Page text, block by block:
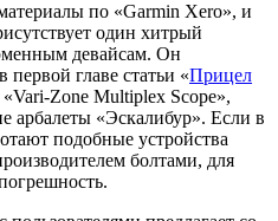
по «Garmin Xero», и
один хитрый
девайсам. Он
первой главе статьи «Прицел
«Vari-Zone Multiplex Scope»,
арбалеты «Эскалибур». Если в
подобные устройства
болтами, для